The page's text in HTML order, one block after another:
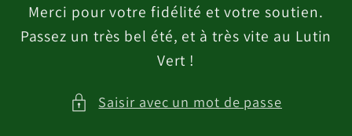
Merci pour votre fidélité et votre soutien.
Passez un très bel été, et à très vite au Lutin
Vert !
Saisir avec un mot de passe